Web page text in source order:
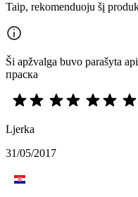
Taip, rekomenduoju šį
Ši apžvalga buvo parašyta
праска
Ljerka
31/05/2017